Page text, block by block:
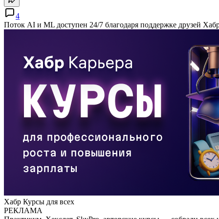
4
Поток AI и ML доступен 24/7 благодаря поддержке друзей
Хабр Курсы для всех
РЕКЛАМА